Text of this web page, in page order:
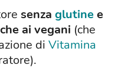
senza glutinee
ai vegani (che
di Vitamina